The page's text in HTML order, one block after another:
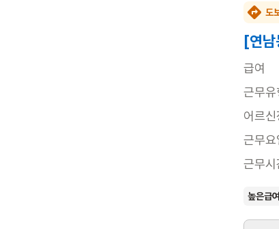
도
[연
급여
근무유
어르신
근무요
근무시
높은급여